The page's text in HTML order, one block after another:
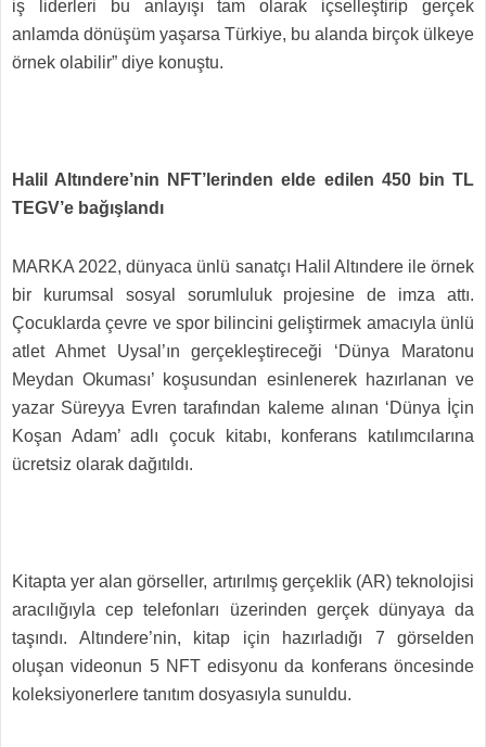
iş liderleri bu anlayışı tam olarak içselleştirip gerçek
anlamda dönüşüm yaşarsa Türkiye, bu alanda birçok ülkeye
örnek olabilir” diye konuştu.
Halil Altındere’nin NFT’lerinden elde edilen 450 bin TL
TEGV’e bağışlandı
MARKA 2022, dünyaca ünlü sanatçı Halil Altındere ile örnek
bir kurumsal sosyal sorumluluk projesine de imza attı.
Çocuklarda çevre ve spor bilincini geliştirmek amacıyla ünlü
atlet Ahmet Uysal’ın gerçekleştireceği ‘Dünya Maratonu
Meydan Okuması’ koşusundan esinlenerek hazırlanan ve
yazar Süreyya Evren tarafından kaleme alınan ‘Dünya İçin
Koşan Adam’ adlı çocuk kitabı, konferans katılımcılarına
ücretsiz olarak dağıtıldı.
Kitapta yer alan görseller, artırılmış gerçeklik (AR) teknolojisi
aracılığıyla cep telefonları üzerinden gerçek dünyaya da
taşındı. Altındere’nin, kitap için hazırladığı 7 görselden
oluşan videonun 5 NFT edisyonu da konferans öncesinde
koleksiyonerlere tanıtım dosyasıyla sunuldu.